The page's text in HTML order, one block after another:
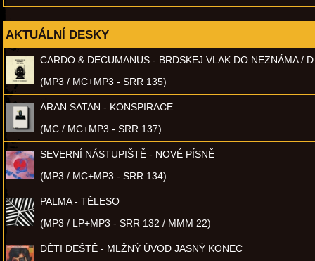
AKTUÁLNÍ DESKY
CARDO & DECUMANUS - BRDSKEJ VLAK DO NEZNÁMA /
(MP3 / MC+MP3 - SRR 135)
ARAN SATAN - KONSPIRACE
(MC / MC+MP3 - SRR 137)
SEVERNÍ NÁSTUPIŠTĚ - NOVÉ PÍSNĚ
(MP3 / MC+MP3 - SRR 134)
PALMA - TĚLESO
(MP3 / LP+MP3 - SRR 132 / MMM 22)
DĚTI DEŠTĚ - MLŽNÝ ÚVOD JASNÝ KONEC